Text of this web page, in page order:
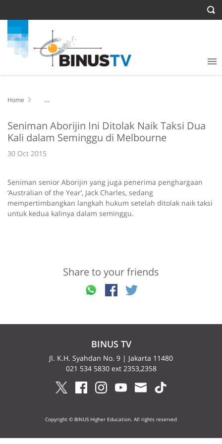
Home
Seniman Aborijin Ini Ditolak Naik Taksi Dua
Kali dalam Seminggu di Melbourne
30 Oct 2015
Seniman senior Aborijin yang juga penerima penghargaan
‘Australian of the Year’, Jack Charles, sedang
mempertimbangkan langkah hukum setelah ditolak naik taksi
untuk kedua kalinya dalam seminggu.
Share to your friends
BINUS TV
Jl. K.H. Syahdan No. 9 | Jakarta 11480
021 534 5830 ext 2353,2358
Copyright © BINUS Higher Education. All rights reserved